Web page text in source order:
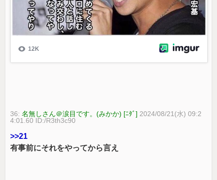
36:名無しさん＠涙目です。(みかか) [ﾆﾀﾞ] 2024/08/21(水) 09:2
4:01.60 ID:/R3th3c90
>>21
有事前にそれをやってから言え